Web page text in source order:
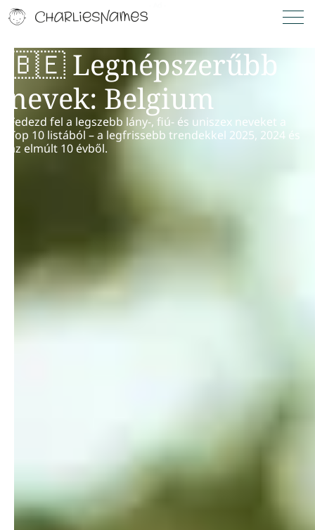
🇧🇪 Legnépszerűbb
nevek: Belgium
Fedezd fel a legszebb lány-, fiú- és uniszex neveket a
Top 10 listából – a legfrissebb trendekkel 2025, 2024 és
az elmúlt 10 évből.